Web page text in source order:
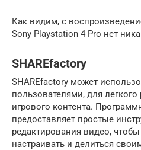
Как видим, с
Sony Playstation 4 Pro нет
SHAREfactory
SHAREfactory может
пользователями, для
игрового контента.
предоставляет простые
редактирования видео,
настраивать и делиться